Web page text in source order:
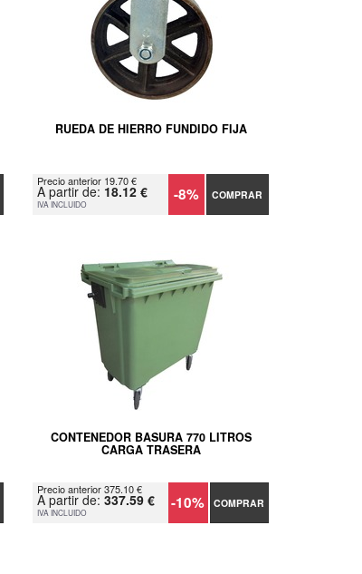
RUEDA DE HIERRO FUNDIDO FIJA
Precio anterior 19.70 €
A partir de: 18.12 €
IVA INCLUIDO -8% COMPRAR
CONTENEDOR BASURA 770 LITROS
CARGA TRASERA
Precio anterior 375.10 €
A partir de:337.59 €
IVA INCLUIDO -10% COMPRAR